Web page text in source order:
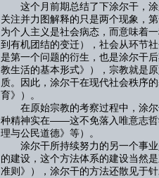
这个月前期总结了下涂尔干，涂
关注并力图解释的只是两个现象，
为个人主义是社会病态，而意味着
到有机团结的变迁），社会从环节
是第一个问题的衍生，也是涂尔干
教生活的基本形式》），宗教就是
质。因此，涂尔干在现代社会秩序
育》）。
在原始宗教的考察过程中，涂尔
种精神实在——这不免落入唯意志哲
理与公民道德》等）。
涂尔干所持续努力的另一个事业
的建设，这个方法体系的建设当然
准则》），涂尔干的方法还散见于